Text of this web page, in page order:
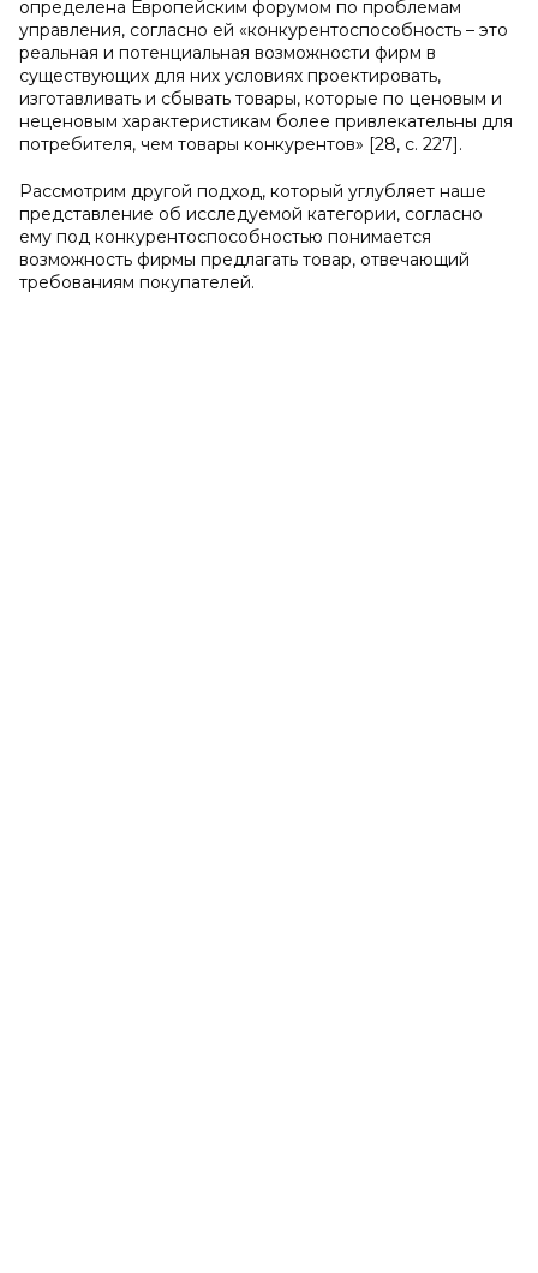
определена Европейским форумом по проблемам
управления, согласно ей «конкурентоспособность – это
реальная и потенциальная возможности фирм в
существующих для них условиях проектировать,
изготавливать и сбывать товары, которые по ценовым и
неценовым характеристикам более привлекательны для
потребителя, чем товары конкурентов» [28, с. 227].
Рассмотрим другой подход, который углубляет наше
представление об исследуемой категории, согласно
ему под конкурентоспособностью понимается
возможность фирмы предлагать товар, отвечающий
требованиям покупателей.